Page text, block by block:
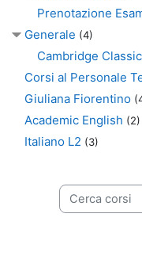
Prenotazione
Generale (4)
Cambridge Classic
Corsi al Personale
Giuliana Fiorentino
Academic English (2)
Italiano L2 (3)
Cerca corsi